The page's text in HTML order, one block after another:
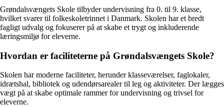
Grøndalsvængets Skole tilbyder undervisning fra 0. til 9. klasse,
hvilket svarer til folkeskoletrinnet i Danmark. Skolen har et bredt
fagligt udvalg og fokuserer på at skabe et trygt og inkluderende
læringsmiljø for eleverne.
Hvordan er faciliteterne på Grøndalsvængets Skole?
Skolen har moderne faciliteter, herunder klasseværelser, faglokaler,
idrætshal, bibliotek og udendørsarealer til leg og aktiviteter. Der lægges
vægt på at skabe optimale rammer for undervisning og trivsel for
eleverne.